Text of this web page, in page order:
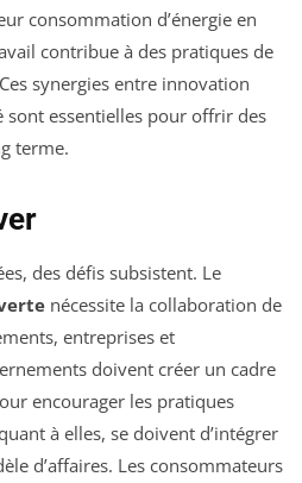
consommation d’énergie en
contribue à des pratiques de
synergies entre innovation
essentielles pour offrir des
terme.
des défis subsistent. Le
nécessite la collaboration de
entreprises et
doivent créer un cadre
encourager les pratiques
à elles, se doivent d’intégrer
d’affaires. Les consommateurs